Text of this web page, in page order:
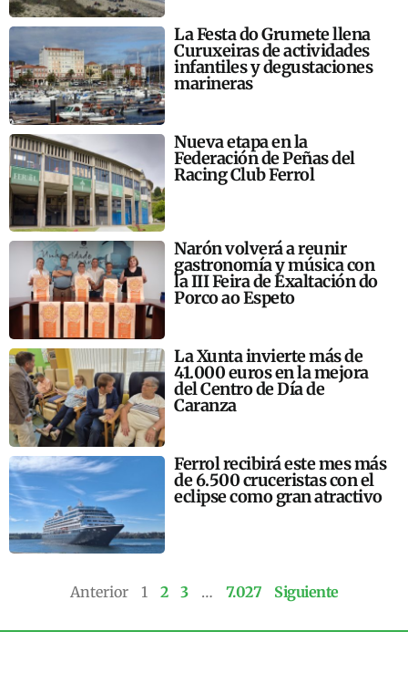
La Festa do Grumete llena
Curuxeiras de actividades
infantiles y degustaciones
marineras
Nueva etapa en la
Federación de Peñas del
Racing Club Ferrol
Narón volverá a reunir
gastronomía y música con
la III Feira de Exaltación do
Porco ao Espeto
La Xunta invierte más de
41.000 euros en la mejora
del Centro de Día de
Caranza
Ferrol recibirá este mes más
de 6.500 cruceristas con el
eclipse como gran atractivo
Anterior 1 2 3 … 7.027 Siguiente